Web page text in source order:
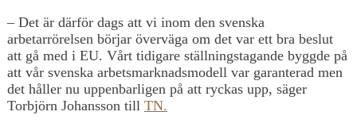
– Det är därför dags att vi inom den svenska
arbetarrörelsen börjar överväga om det var ett bra beslut
att gå med i EU. Vårt tidigare ställningstagande byggde på
att vår svenska arbetsmarknadsmodell var garanterad men
det håller nu uppenbarligen på att ryckas upp, säger
Torbjörn Johansson till TN.